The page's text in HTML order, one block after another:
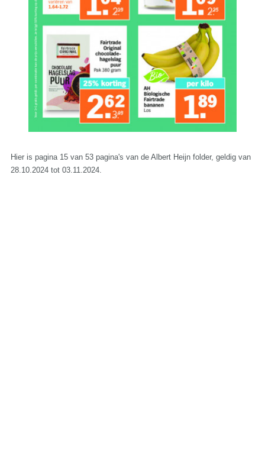
Hier is pagina 15 van 53 pagina's van de Albert Heijn folder, geldig van
28.10.2024 tot 03.11.2024.